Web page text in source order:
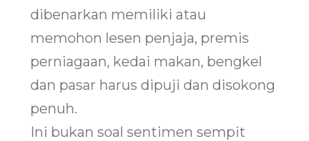
dibenarkan memiliki atau
memohon lesen penjaja, premis
perniagaan, kedai makan, bengkel
dan pasar harus dipuji dan disokong
penuh.
Ini bukan soal sentimen sempit